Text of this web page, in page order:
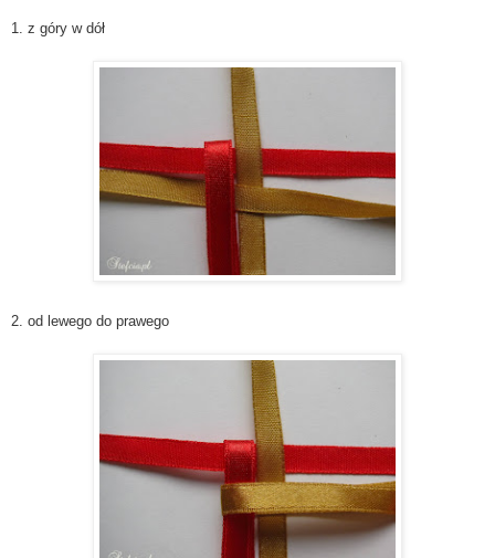
1. z góry w dół
2. od lewego do prawego